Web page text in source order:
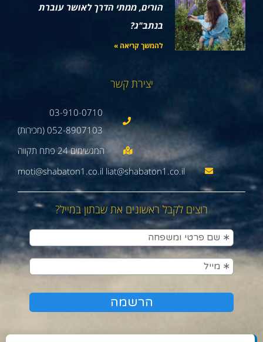
הורים, ממתי הדרך לאושר עוברת
בנתב"ג?
להמשך קריאה »
יצירת קשר
03-910-0710
052-8907103 (מכירות)
moti@shabaton1.co.il liat@shabaton1.co.il
רוצים לקבל ראשונים את שבתון במייל?